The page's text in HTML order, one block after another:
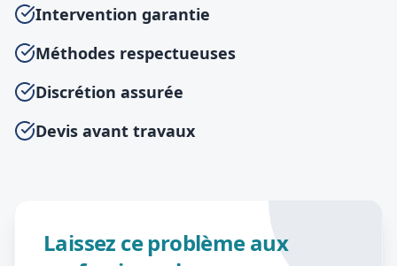
Intervention garantie
Méthodes respectueuses
Discrétion assurée
Devis avant travaux
Laissez ce problème aux